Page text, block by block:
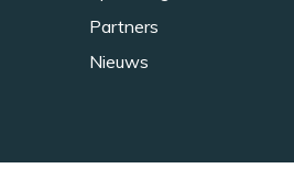
Partners
Nieuws